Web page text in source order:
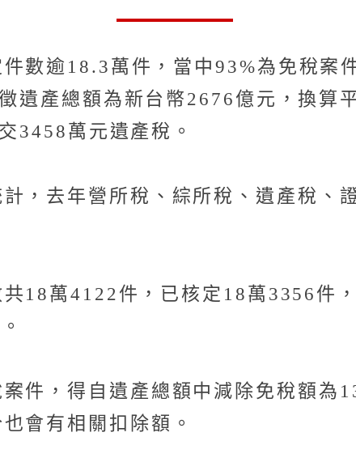
數逾18.3萬件，當中93%為免稅案
遺產總額為新台幣2676億元，換算
3458萬元遺產稅。
，去年營所稅、綜所稅、遺產稅、
18萬4122件，已核定18萬3356件
件，得自遺產總額中減除免稅額為
會有相關扣除額。